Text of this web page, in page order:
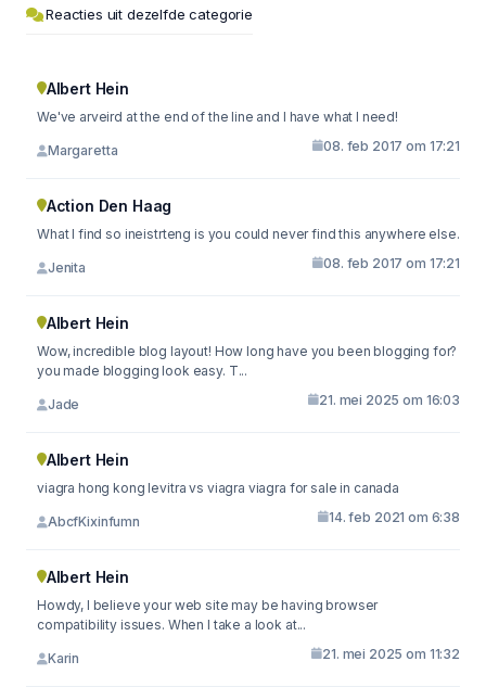
Reacties uit dezelfde categorie
Albert Hein
We've arveird at the end of the line and I have what I need!
Margaretta 08. feb 2017 om 17:21
Action Den Haag
What I find so ineistrteng is you could never find this anywhere else.
Jenita 08. feb 2017 om 17:21
Albert Hein
Wow, incredible blog layout! How long have you been blogging for?
you made blogging look easy. T...
Jade 21. mei 2025 om 16:03
Albert Hein
viagra hong kong levitra vs viagra viagra for sale in canada
AbcfKixinfumn 14. feb 2021 om 6:38
Albert Hein
Howdy, I believe your web site may be having browser
compatibility issues. When I take a look at...
Karin 21. mei 2025 om 11:32